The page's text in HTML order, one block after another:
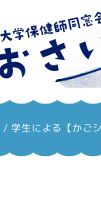
/学生による【かご